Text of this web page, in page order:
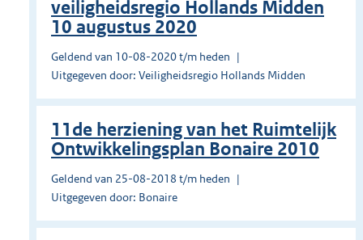
veiligheidsregio Hollands Midden
10 augustus 2020
Geldend van 10-08-2020 t/m heden
Uitgegeven door: Veiligheidsregio Hollands Midden
11de herziening van het Ruimtelijk
Ontwikkelingsplan Bonaire 2010
Geldend van 25-08-2018 t/m heden
Uitgegeven door: Bonaire